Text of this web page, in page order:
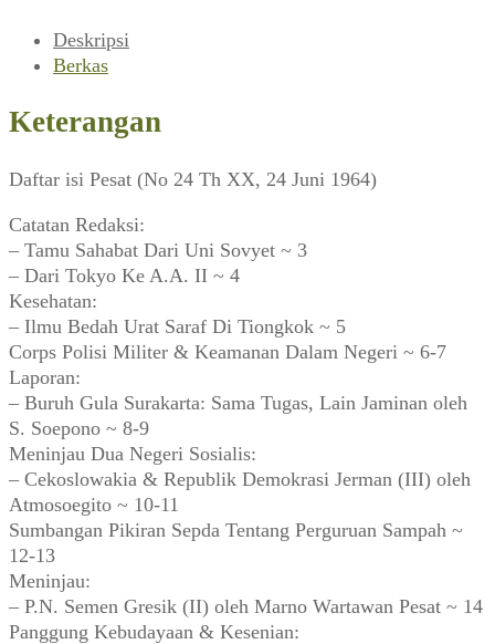
1964)Deskripsi
Berkas
Keterangan
Daftar isi Pesat (No 24 Th XX, 24 Juni 1964)
Catatan Redaksi:
– Tamu Sahabat Dari Uni Sovyet ~ 3
– Dari Tokyo Ke A.A. II ~ 4
Kesehatan:
– Ilmu Bedah Urat Saraf Di Tiongkok ~ 5
Corps Polisi Militer & Keamanan Dalam Negeri ~ 6-7
Laporan:
– Buruh Gula Surakarta: Sama Tugas, Lain Jaminan oleh
S. Soepono ~ 8-9
Meninjau Dua Negeri Sosialis:
– Cekoslowakia & Republik Demokrasi Jerman (III) oleh
Atmosoegito ~ 10-11
Sumbangan Pikiran Sepda Tentang Perguruan Sampah ~
12-13
Meninjau:
– P.N. Semen Gresik (II) oleh Marno Wartawan Pesat ~ 14
Panggung Kebudayaan & Kesenian: